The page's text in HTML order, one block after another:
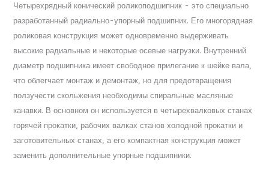
Четырехрядный конический роликоподшипник - это специально
разработанный радиально-упорный подшипник. Его многорядная
роликовая конструкция может одновременно выдерживать
высокие радиальные и некоторые осевые нагрузки. Внутренний
диаметр подшипника имеет свободное прилегание к шейке вала,
что облегчает монтаж и демонтаж, но для предотвращения
ползучести скольжения необходимы спиральные масляные
канавки. В основном он используется в четырехвалковых станах
горячей прокатки, рабочих валках станов холодной прокатки и
заготовительных станах, а его компактная конструкция может
заменить дополнительные упорные подшипники.